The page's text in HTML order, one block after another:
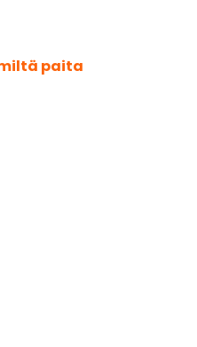
paita